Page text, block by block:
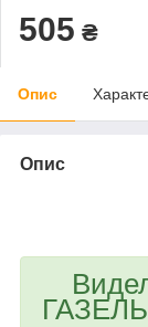
505 ₴
Опис
Опис